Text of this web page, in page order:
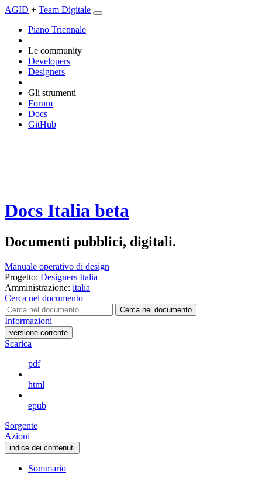
AGID + Team Digitale
Piano Triennale
Le community
Developers
Designers
Gli strumenti
Forum
Docs
GitHub
Docs Italia beta
Documenti pubblici, digitali.
Manuale operativo di design
Progetto: Designers Italia
Amministrazione: italia
Cerca nel documento
Cerca nel documento
Informazioni
versione-corrente
Scarica
pdf
html
epub
Sorgente
Azioni
indice dei contenuti
Sommario